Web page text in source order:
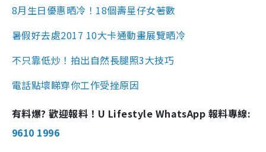
8月生日優惠晒冷！18個壽星仔女著數
暑假好去處2017 10大卡通動畫展覽晒冷
不只靠低炒！拍出自然長腿照3大技巧
電話點壞睇穿你工作受挫原因
有料爆? 歡迎報料！U Lifestyle WhatsApp 報料專線:
9610 1996